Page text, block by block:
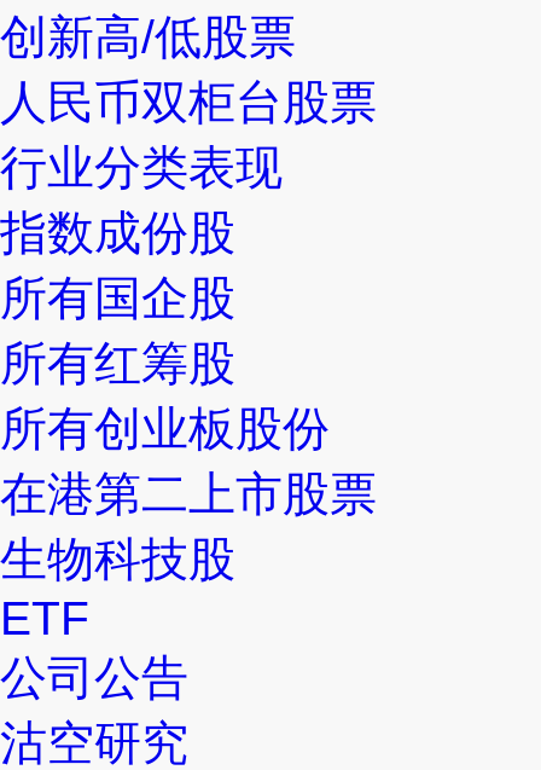
创新高/低股票
人民币双柜台股票
行业分类表现
指数成份股
所有国企股
所有红筹股
所有创业板股份
在港第二上市股票
生物科技股
ETF
公司公告
沽空研究